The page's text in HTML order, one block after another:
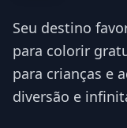
Seu destino
para colorir
para crianças e
diversão e